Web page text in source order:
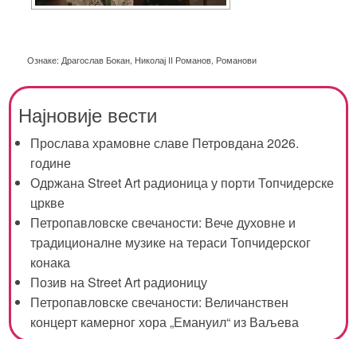
Ознаке: Драгослав Бокан, Николај II Романов, Романови
Најновије вести
Прослава храмовне славе Петровдана 2026.
године
Одржана Street Art радионица у порти Топчидерске
цркве
Петропавловске свечаности: Вече духовне и
традиционалне музике на тераси Топчидерског
конака
Позив на Street Art радионицу
Петропавловске свечаности: Величанствен
концерт камерног хора „Емануил“ из Ваљева